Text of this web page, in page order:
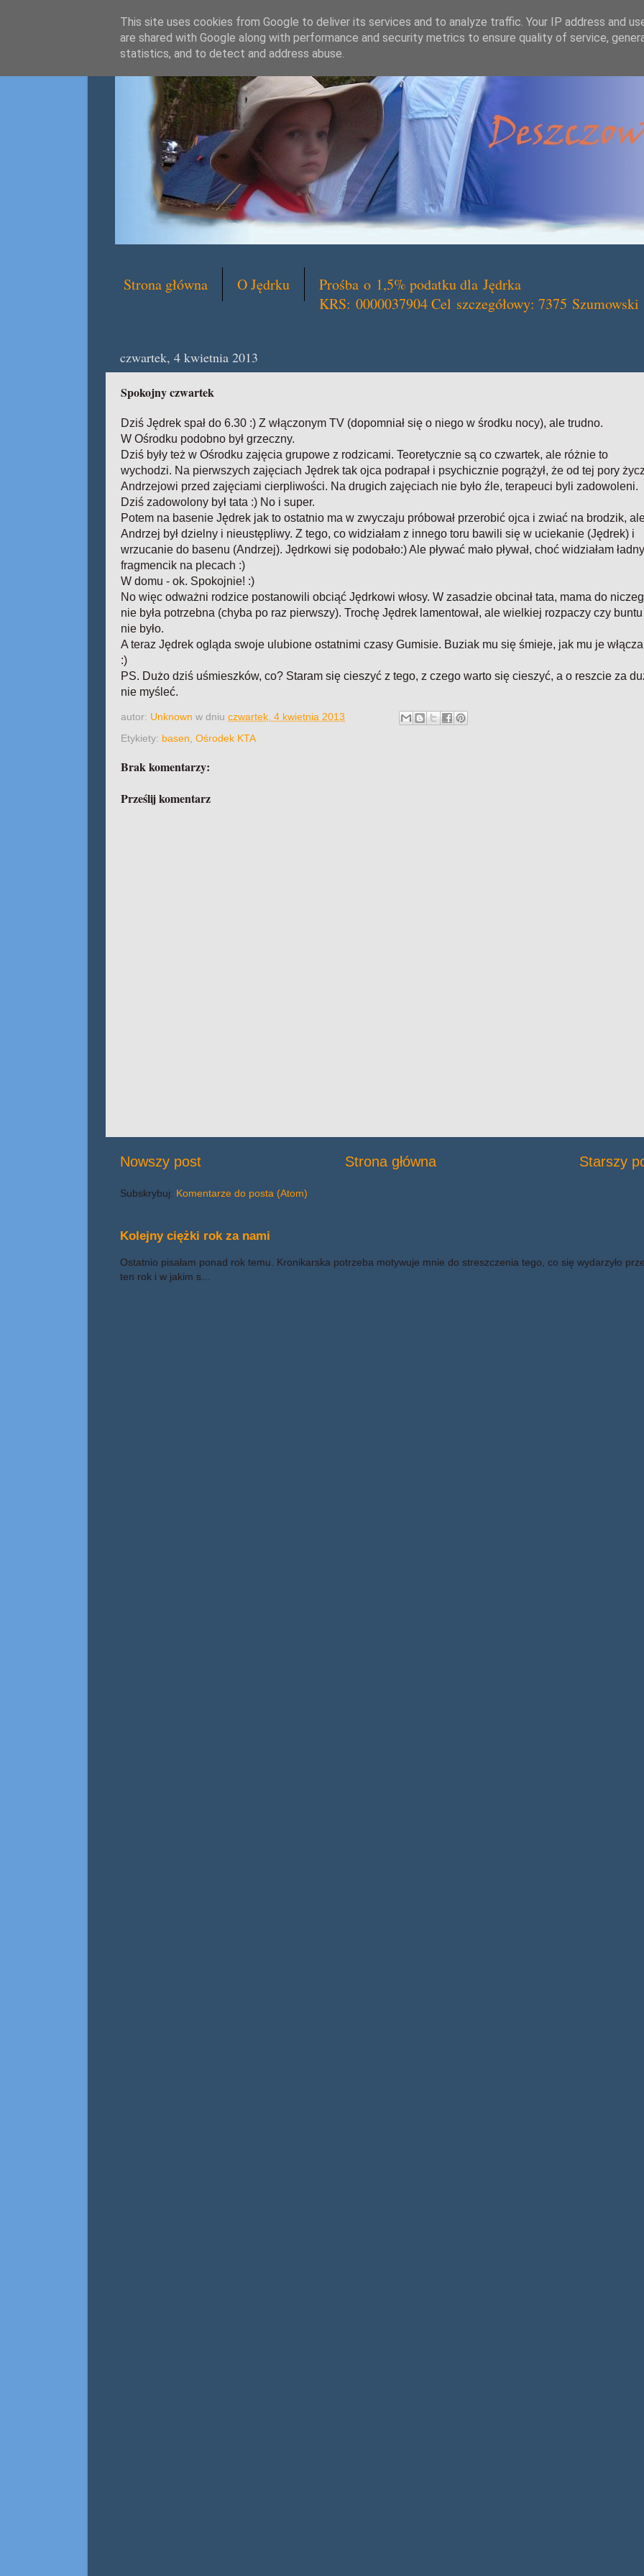
Strona główna O Jędrku
Prośba o 1,5% podatku dla Jędrka
KRS: 0000037904 Cel szczegółowy: 7375 Szumowski
czwartek, 4 kwietnia 2013
Spokojny czwartek
Dziś Jędrek spał do 6.30 :) Z włączonym TV (dopomniał się o niego w środku nocy), ale trudno.
W Ośrodku podobno był grzeczny.
Dziś były też w Ośrodku zajęcia grupowe z rodzicami. Teoretycznie są co czwartek, ale różnie to
wychodzi. Na pierwszych zajęciach Jędrek tak ojca podrapał i psychicznie pogrążył, że od tej pory
Andrzejowi przed zajęciami cierpliwości. Na drugich zajęciach nie było źle, terapeuci byli zadowoleni.
Dziś zadowolony był tata :) No i super.
Potem na basenie Jędrek jak to ostatnio ma w zwyczaju próbował przerobić ojca i zwiać na brodzik,
Andrzej był dzielny i nieustępliwy. Z tego, co widziałam z innego toru bawili się w uciekanie (Jędrek) i
wrzucanie do basenu (Andrzej). Jędrkowi się podobało:) Ale pływać mało pływał, choć widziałam ładny
fragmencik na plecach :)
W domu - ok. Spokojnie! :)
No więc odważni rodzice postanowili obciąć Jędrkowi włosy. W zasadzie obcinał tata, mama do
nie była potrzebna (chyba po raz pierwszy). Trochę Jędrek lamentował, ale wielkiej rozpaczy czy buntu
nie było.
A teraz Jędrek ogląda swoje ulubione ostatnimi czasy Gumisie. Buziak mu się śmieje, jak mu je
:)
PS. Dużo dziś uśmieszków, co? Staram się cieszyć z tego, z czego warto się cieszyć, a o reszcie za
nie myśleć.
autor: Unknown w dniu czwartek, 4 kwietnia 2013
Etykiety: basen Ośrodek KTA
Brak komentarzy:
Prześlij komentarz
Nowszy post Starszy
Strona główna
Subskrybuj: Komentarze do posta (Atom)
Kolejny ciężki rok za nami
Ostatnio pisałam ponad rok temu. Kronikarska potrzeba motywuje mnie do streszczenia tego, co się wydarzyło
ten rok i w jakim s...
This site uses cookies from Google to deliver its services and to analyze traffic. Your IP address and
are shared with Google along with performance and security metrics to ensure quality of service,
statistics, and to detect and address abuse.